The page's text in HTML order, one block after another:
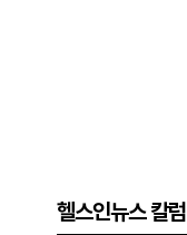
헬스인뉴스 칼럼